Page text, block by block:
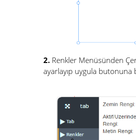
2. Renkler Menüsünden
ayarlayıp uygula butonuna